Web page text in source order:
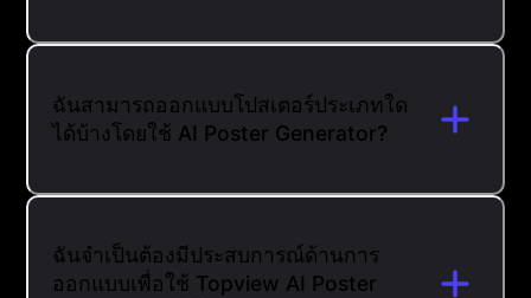
ฉันสามารถออกแบบโปสเตอร์ประเภทใด
ได้บ้างโดยใช้ AI Poster Generator?
ฉันจำเป็นต้องมีประสบการณ์ด้านการ
ออกแบบเพื่อใช้ Topview AI Poster